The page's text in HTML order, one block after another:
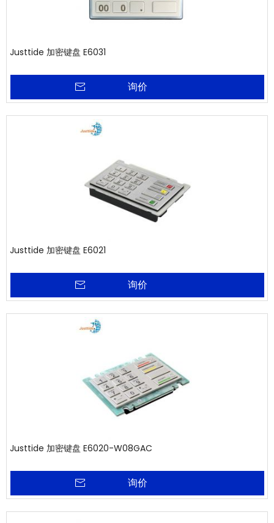
Justtide 加密键盘 E6031
询价
Justtide 加密键盘 E6021
询价
Justtide 加密键盘 E6020-W08GAC
询价